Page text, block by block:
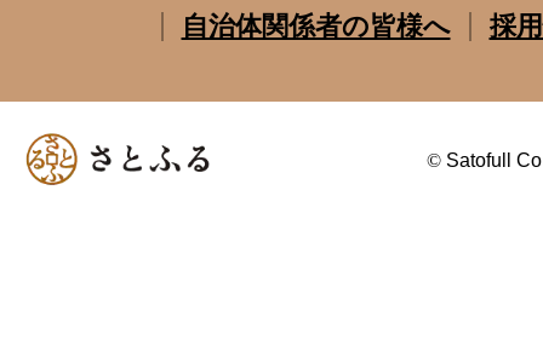
自治体関係者の皆様へ
採
© Satofull